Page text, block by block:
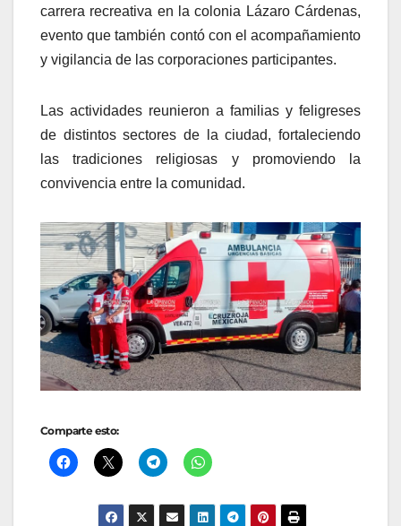
carrera recreativa en la colonia Lázaro Cárdenas,
evento que también contó con el acompañamiento
y vigilancia de las corporaciones participantes.
Las actividades reunieron a familias y feligreses
de distintos sectores de la ciudad, fortaleciendo
las tradiciones religiosas y promoviendo la
convivencia entre la comunidad.
Comparte esto: